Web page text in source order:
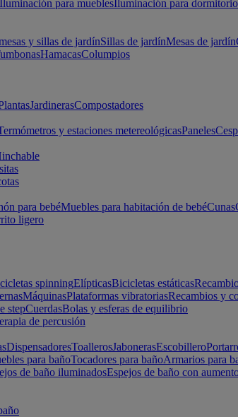
Iluminación para mueblesIluminación para dormitorio
y sillas de jardínSillas de jardínMesas de jardín
HamacasColumpios
JardinerasCompostadores
y estaciones metereológicasPaneles
para bebéMuebles para habitación de bebéCunas
ligero
spinningElípticasBicicletas estáticas
MáquinasPlataformas vibratoriasRecambios y
stepCuerdasBolas y esferas de equilibrio
de percusión
DispensadoresToallerosJabonerasEscobillero
para bañoTocadores para bañoArmarios para
de baño iluminadosEspejos de baño con